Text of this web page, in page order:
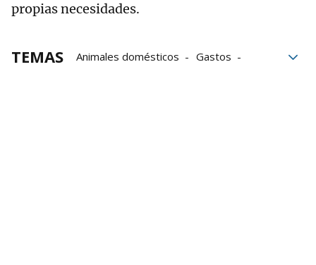
propias necesidades.
TEMAS Animales domésticos
Gastos